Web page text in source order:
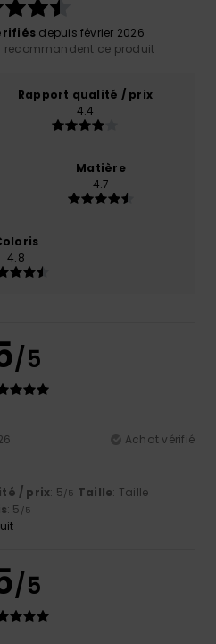
depuis février 2026
recommandent ce produit
Rapport qualité / prix
4.4
Matière
4.7
4.8
/5
Achat vérifié
/ prix: 5/5 Taille: Taille
: 5 /5
/5